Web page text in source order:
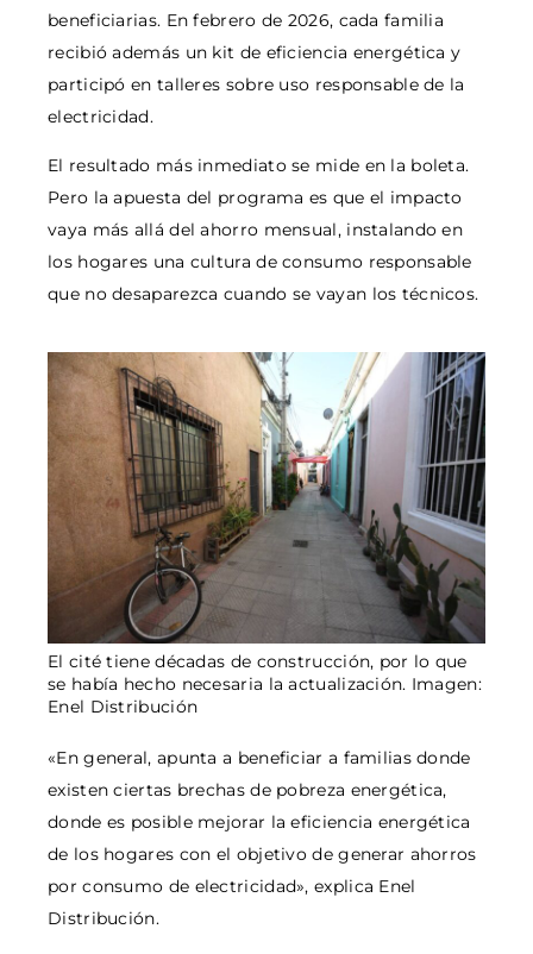
beneficiarias. En febrero de 2026, cada familia
recibió además un kit de eficiencia energética y
participó en talleres sobre uso responsable de la
electricidad.
El resultado más inmediato se mide en la boleta.
Pero la apuesta del programa es que el impacto
vaya más allá del ahorro mensual, instalando en
los hogares una cultura de consumo responsable
que no desaparezca cuando se vayan los técnicos.
El cité tiene décadas de construcción, por lo que
se había hecho necesaria la actualización. Imagen:
Enel Distribución
«En general, apunta a beneficiar a familias donde
existen ciertas brechas de pobreza energética,
donde es posible mejorar la eficiencia energética
de los hogares con el objetivo de generar ahorros
por consumo de electricidad», explica Enel
Distribución.